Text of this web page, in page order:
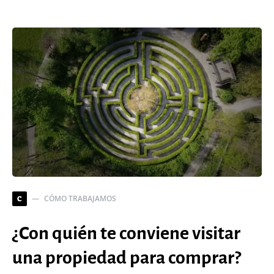
C CÓMO TRABAJAMOS
¿Con quién te conviene visitar
una propiedad para comprar?